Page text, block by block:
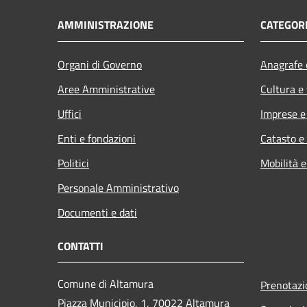
AMMINISTRAZIONE
Organi di Governo
Aree Amministrative
Uffici
Enti e fondazioni
Politici
Personale Amministrativo
Documenti e dati
Cultura
Imprese
Catasto
Mobilità
CONTATTI
Comune di Altamura
Piazza Municipio, 1, 70022 Altamura